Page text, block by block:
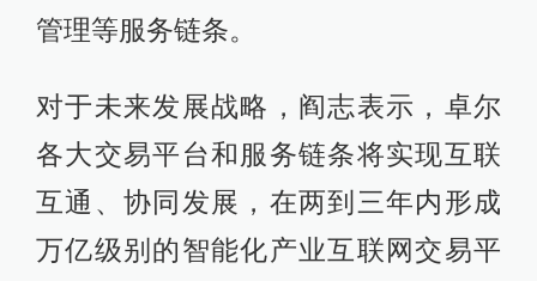
管理等服务链条。
对于未来发展战略，阎志表示，卓尔
各大交易平台和服务链条将实现互联
互通、协同发展，在两到三年内形成
万亿级别的智能化产业互联网交易平